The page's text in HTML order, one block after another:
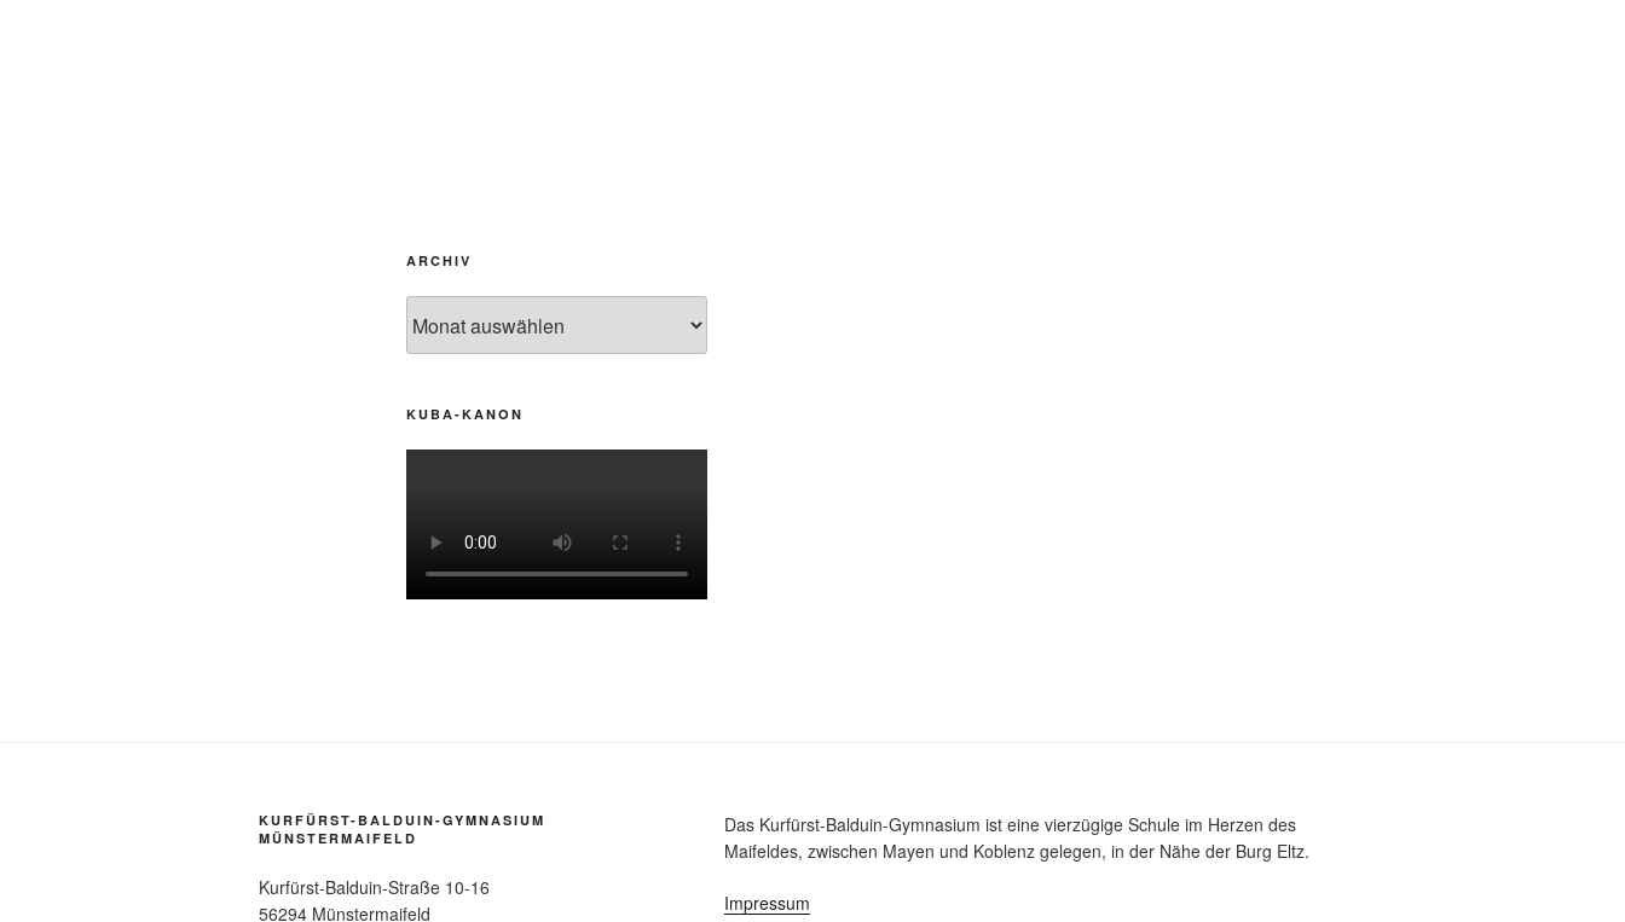
ARCHIV
KUBA-KANON
KURFÜRST-BALDUIN-GYMNASIUM
MÜNSTERMAIFELD
Kurfürst-Balduin-Straße 10-16
56294 Münstermaifeld
Das Kurfürst-Balduin-Gymnasium ist eine vierzügige Schule im Herzen des
Maifeldes, zwischen Mayen und Koblenz gelegen, in der Nähe der Burg Eltz.
Impressum